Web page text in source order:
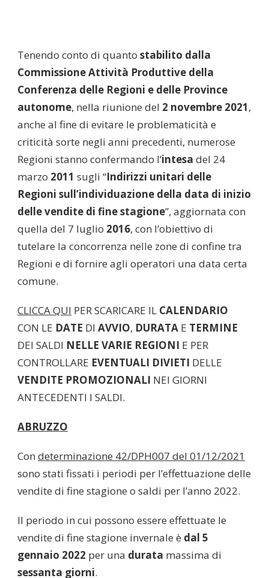
Tenendo conto di quanto stabilito dalla
Commissione Attività Produttive della
Conferenza delle Regioni e delle Province
autonome, nella riunione del 2 novembre 2021,
anche al fine di evitare le problematicità e
criticità sorte negli anni precedenti, numerose
Regioni stanno confermando l’intesa del 24
marzo 2011 sugli “Indirizzi unitari delle
Regioni sull’individuazione della data di inizio
delle vendite di fine stagione”, aggiornata con
quella del 7 luglio 2016, con l’obiettivo di
tutelare la concorrenza nelle zone di confine tra
Regioni e di fornire agli operatori una data certa
comune.
CLICCA QUI PER SCARICARE IL CALENDARIO
CON LE DATE DI AVVIO, DURATA E TERMINE
DEI SALDI NELLE VARIE REGIONI E PER
CONTROLLARE EVENTUALI DIVIETI DELLE
VENDITE PROMOZIONALI NEI GIORNI
ANTECEDENTI I SALDI.
ABRUZZO
Con determinazione 42/DPH007 del 01/12/2021
sono stati fissati i periodi per l’effettuazione delle
vendite di fine stagione o saldi per l’anno 2022.
Il periodo in cui possono essere effettuate le
vendite di fine stagione invernale è dal 5
gennaio 2022 per una durata massima di
sessanta giorni.